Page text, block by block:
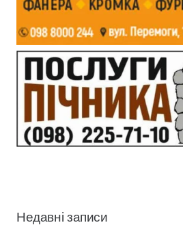
Недавні записи